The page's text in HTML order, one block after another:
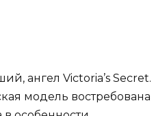
ангел Victoria’s Secret.
модель востребована